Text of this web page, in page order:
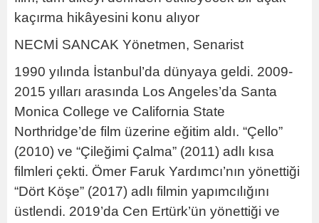
kaçırma hikâyesini konu alıyor
NECMİ SANCAK Yönetmen, Senarist
1990 yılında İstanbul’da dünyaya geldi. 2009-
2015 yılları arasında Los Angeles’da Santa
Monica College ve California State
Northridge’de film üzerine eğitim aldı. “Çello”
(2010) ve “Çileğimi Çalma” (2011) adlı kısa
filmleri çekti. Ömer Faruk Yardımcı’nın yönettiği
“Dört Köşe” (2017) adlı filmin yapımcılığını
üstlendi. 2019’da Cen Ertürk’ün yönettiği ve